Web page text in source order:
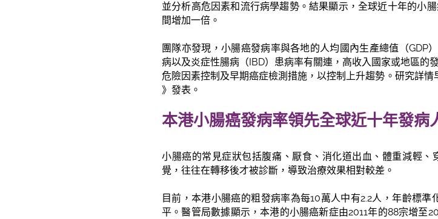
並分析高危因素和流行病學趨勢。結果顯示，全球近十年的小
間增加一倍。
團隊亦發現，小腸癌發病率與各地的人均國內生產總值（GDP
病以及炎症性腸病（IBD）患病率有關連，高收入國家或地區的
危險因素控制及早期癌症檢測措施，以控制上升趨勢。研究詳情
》發表。
本港小腸癌發病率領先全球近十年發病
小腸癌的常見症狀包括腹痛、厭食、消化道出血、體重減輕
覺，往往在轉移後才被診斷，導致治療效果相對較差。
目前，本港小腸癌的粗發病率為每10萬人中有2.2人，年齡標
平。醫管局數據顯示，本港的小腸癌新症由2011年的88宗增至